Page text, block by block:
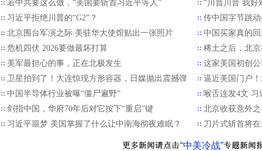
若中共要这么做，“美国要斩首习近平等人”
“川普川普 我好
习近平拒绝川普的“G2”？
传中国字节跳
北京围台军演之际 美驻华大使馆贴出一张照片
中国买家真的
危机四伏 2026要做最坏打算
稀土之后，北
美军最担心的事，正在北极发生
这家美国初创
卫星拍到了！大连惊现方形容器，日媒抛出震撼弹
逼近美国门户
中国半导体行业被曝“僵尸遍野”
喉舌连发4文 习
剑指中国，华府70年后对它按下“重启”键
北京收获意外
习近平噩梦 美国掌握了什么让中南海彻夜难眠？
刀片式斩首将
“中美冷战”